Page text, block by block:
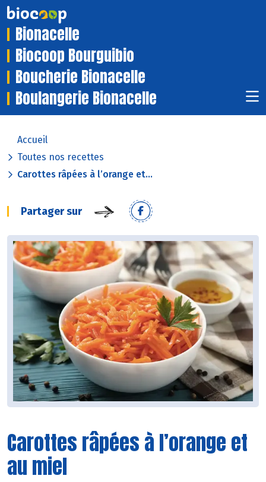
Bionacelle
Biocoop Bourguibio
Boucherie Bionacelle
Boulangerie Bionacelle
Accueil
Toutes nos recettes
Carottes râpées à l’orange et...
Partager sur
Carottes râpées à l’orange et
au miel